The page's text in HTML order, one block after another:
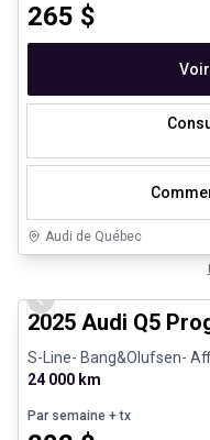
265 $
Audi de Québec
Véhicules d'occasion
Previous slide
2025 Audi Q5
S-Line- Bang&Olufsen-
24 000 km
Par semaine + tx